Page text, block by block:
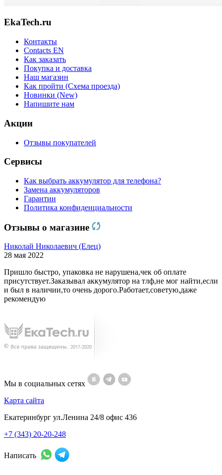
EkaTech.ru
Контакты
Contacts EN
Как заказать
Покупка и доставка
Наш магазин
Как пройти (Схема проезда)
Новинки (New)
Напишите нам
Акции
Отзывы покупателей
Сервисы
Как выбрать аккумулятор для телефона?
Замена аккумуляторов
Гарантии
Политика конфиденциальности
Отзывы о магазине
Николай Николаевич (Елец)
28 мая 2022
Пришло быстро, упаковка не нарушена,чек об оплате
присутствует.Заказывал аккумулятор на тлф,не мог найти,если
и был в наличии,то очень дорого.Работает,советую,даже
рекомендую
Мы в социальных сетях
Карта сайта
Екатеринбург ул.Ленина 24/8 офис 436
+7 (343) 20-20-248
Написать